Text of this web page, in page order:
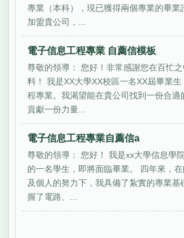
專業（本科），現已獲得兩個專業的畢業
加盟貴公司，...
電子信息工程專業 自薦信模板
尊敬的領導： 您好！非常感謝您在百忙
料！ 我是XX大學XX校區一名XX屆畢業
程專業。我渴望能在貴公司找到一份合適
貢獻一份力量...
電子信息工程專業自薦信a
尊敬的領導： 您好！ 我是xx大學信息學
的一名學生，即將面臨畢業。 四年來，
及個人的努力下，我具備了紮實的專業基
握了電路、...